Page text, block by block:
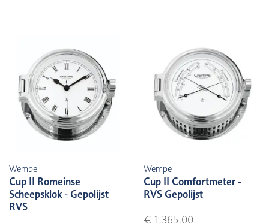
Wempe
Cup II Romeinse
Scheepsklok - Gepolijst
RVS
Wempe
Cup II Comfortmeter -
RVS Gepolijst
€ 1.365,00